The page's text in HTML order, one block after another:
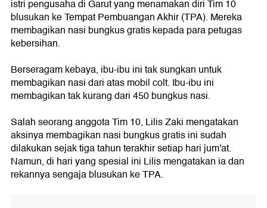
istri pengusaha di Garut yang menamakan diri Tim 10
blusukan ke Tempat Pembuangan Akhir (TPA). Mereka
membagikan nasi bungkus gratis kepada para petugas
kebersihan.
Berseragam kebaya, ibu-ibu ini tak sungkan untuk
membagikan nasi dari atas mobil colt. Ibu-ibu ini
membagikan tak kurang dari 450 bungkus nasi.
Salah seorang anggota Tim 10, Lilis Zaki mengatakan
aksinya membagikan nasi bungkus gratis ini sudah
dilakukan sejak tiga tahun terakhir setiap hari jum'at.
Namun, di hari yang spesial ini Lilis mengatakan ia dan
rekannya sengaja blusukan ke TPA.